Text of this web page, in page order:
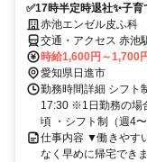
✅17時半定時退社✨子
赤池エンゼル皮ふ科
交通・アクセス 赤池
時給1,600円～1,700
愛知県日進市
勤務時間詳細 シフト
17:30 ※1日勤務の場
頃 ・シフト制（週4
仕事内容 ▼働きやす
なく早めに帰宅でき